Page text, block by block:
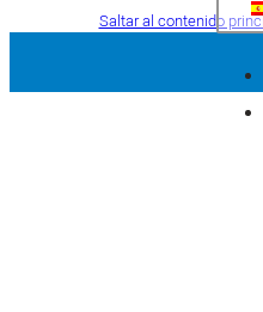
Saltar al contenido